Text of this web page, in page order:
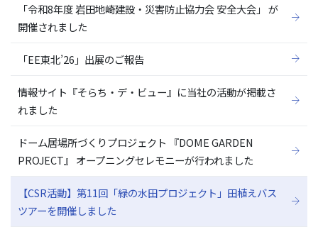
「令和8年度 岩田地崎建設・災害防止協力会 安全大会」 が
開催されました
「EE東北’26」出展のご報告
情報サイト『そらち・デ・ビュー』に当社の活動が掲載さ
れました
ドーム居場所づくりプロジェクト 『DOME GARDEN
PROJECT』 オープニングセレモニーが行われました
【CSR活動】第11回「緑の水田プロジェクト」田植えバス
ツアーを開催しました